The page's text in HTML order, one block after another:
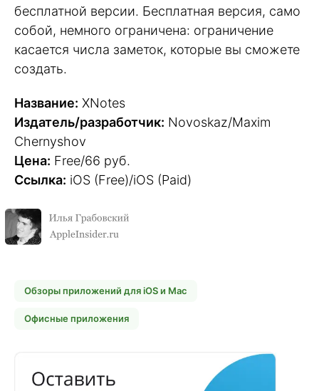
бесплатной версии. Бесплатная версия, само
собой, немного ограничена: ограничение
касается числа заметок, которые вы сможете
создать.
Название: XNotes
Издатель/разработчик: Novoskaz/Maxim
Chernyshov
Цена: Free/66 руб.
Ссылка: iOS (Free)/iOS (Paid)
Обзоры приложений для iOS и Mac
Офисные приложения